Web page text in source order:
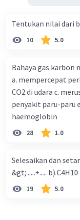
Tentukan nilai dari
10 5.0
Bahaya gas karbon
a. mempercepat perkaratan
CO2 di udara c. merusak lapisan ozon d. menyebabkan
penyakit paru-paru e. mudah bereaksi dengan
haemoglobin
28 1.0
Selesaikan dan
&gt; .....+.....
19 5.0